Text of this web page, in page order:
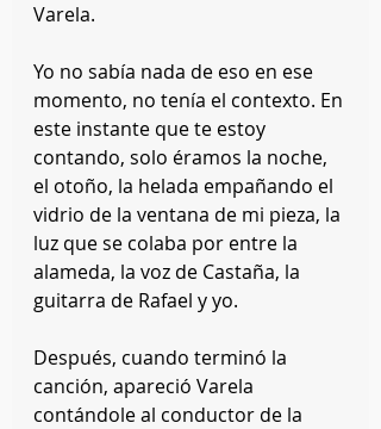
Varela.
Yo no sabía nada de eso en ese
momento, no tenía el contexto. En
este instante que te estoy
contando, solo éramos la noche,
el otoño, la helada empañando el
vidrio de la ventana de mi pieza, la
luz que se colaba por entre la
alameda, la voz de Castaña, la
guitarra de Rafael y yo.
Después, cuando terminó la
canción, apareció Varela
contándole al conductor de la